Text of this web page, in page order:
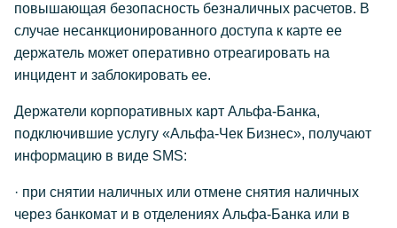
повышающая безопасность безналичных расчетов. В
случае несанкционированного доступа к карте ее
держатель может оперативно отреагировать на
инцидент и заблокировать ее.
Держатели корпоративных карт Альфа-Банка,
подключившие услугу «Альфа-Чек Бизнес», получают
информацию в виде SMS:
· при снятии наличных или отмене снятия наличных
через банкомат и в отделениях Альфа-Банка или в